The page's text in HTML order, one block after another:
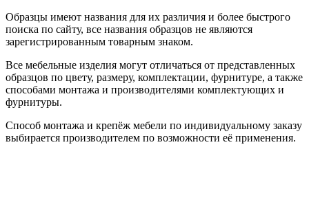
Образцы имеют названия для их различия и более быстрого
поиска по сайту, все названия образцов не являются
зарегистрированным товарным знаком.
Все мебельные изделия могут отличаться от представленных
образцов по цвету, размеру, комплектации, фурнитуре, а также
способами монтажа и производителями комплектующих и
фурнитуры.
Способ монтажа и крепёж мебели по индивидуальному заказу
выбирается производителем по возможности её применения.